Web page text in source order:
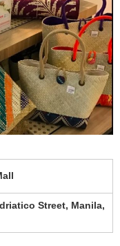
Street, Manila,